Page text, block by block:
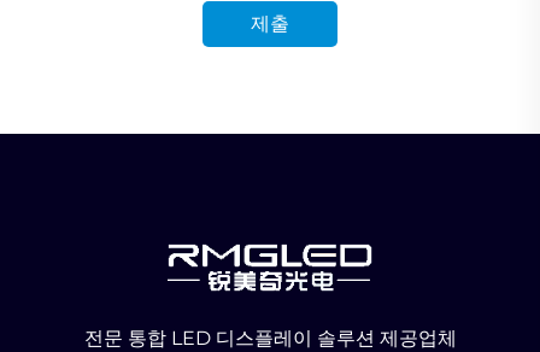
제출
전문 통합 LED 디스플레이 솔루션 제공업체